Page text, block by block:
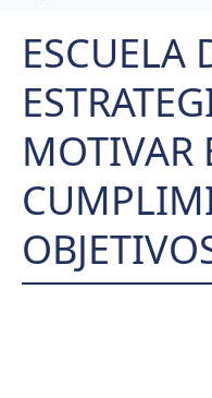
ESCUELA
MOTIVAR